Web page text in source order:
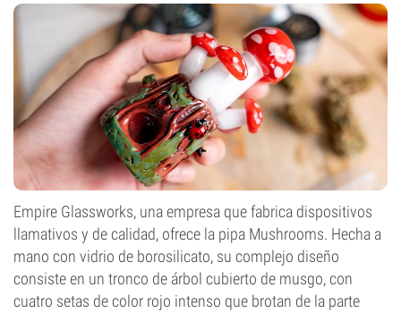
Empire Glassworks, una empresa que fabrica dispositivos
llamativos y de calidad, ofrece la pipa Mushrooms. Hecha a
mano con vidrio de borosilicato, su complejo diseño
consiste en un tronco de árbol cubierto de musgo, con
cuatro setas de color rojo intenso que brotan de la parte